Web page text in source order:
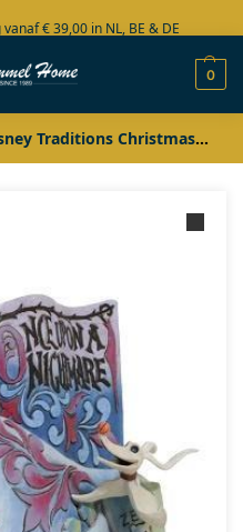
€ 39,00 in NL, BE & DE
voorraad
0
Traditions Christmas